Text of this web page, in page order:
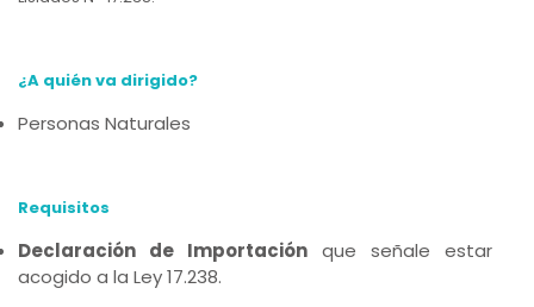
¿A quién va dirigido?
Personas Naturales
Requisitos
Declaración de Importación que señale estar
acogido a la Ley 17.238.